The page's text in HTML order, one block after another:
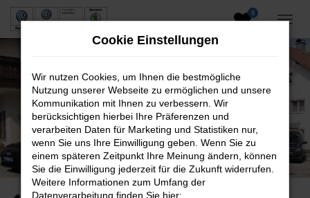
Zum
0
Neuwagen und Gebrauchtwagen
VW, VW Nutzfahrzeuge, Audi & Skoda
Cookie Einstellungen
Wir nutzen Cookies, um Ihnen die bestmögliche
Nutzung unserer Webseite zu ermöglichen und unsere
Kommunikation mit Ihnen zu verbessern. Wir
berücksichtigen hierbei Ihre Präferenzen und
verarbeiten Daten für Marketing und Statistiken nur,
wenn Sie uns Ihre Einwilligung geben. Wenn Sie zu
einem späteren Zeitpunkt Ihre Meinung ändern, können
Sie die Einwilligung jederzeit für die Zukunft widerrufen.
Weitere Informationen zum Umfang der
Datenverarbeitung finden Sie hier: